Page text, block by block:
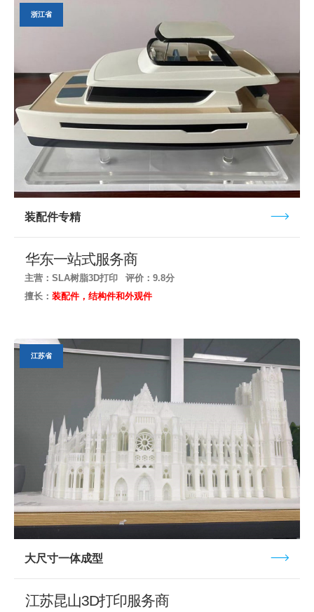
华东一站式服务商
浙江省
装配件专精
主营：SLA树脂3D打印
评价：9.8分
擅长： 装配件，结构件和外观件
江苏昆山3D打印服务商
江苏省
大尺寸一体成型